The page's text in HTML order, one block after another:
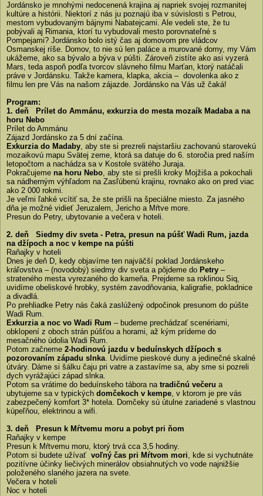
Jordánsko je mnohými nedocenená krajina aj napriek svojej rozmanitej
kultúre a histórii. Niektorí z nás ju poznajú iba v súvislosti s Petrou,
mestom vybudovaným bájnymi Nabatejcami. Ale vedeli ste, že tu
pobývali aj Rimania, ktorí tu vybudovali mesto porovnateľné s
Pompejami? Jordánsko bolo istý čas aj domovom pre vládcov
Osmanskej ríše. Domov, to nie sú len paláce a murované domy, my Vám
ukážeme, ako sa bývalo a býva v púšti. Zároveň zistíte ako asi vyzerá
Mars, teda aspoň podľa tvorcov slávneho filmu Marťan, ktorý natáčali
práve v Jordánsku. Takže kamera, klapka, akcia – dovolenka ako z
filmu len pre Vás na našom zájazde. Jordánsko na Vás už čaká!
Program:
1. deň Prílet do Ammánu, exkurzia do mesta mozaík Madaba a na
horu Nebo
Prílet do Ammánu
Zájazd Jordánsko za 5 dní začína.
Exkurzia do Madaby, aby ste si prezreli najstaršiu zachovanú starovekú
mozaikovú mapu Svätej zeme, ktorá sa datuje do 6. storočia pred naším
letopočtom a nachádza sa v Kostole svätého Juraja.
Pokračujeme na horu Nebo, aby ste si prešli kroky Mojžiša a pokochali
sa nádherným výhľadom na Zasľúbenú krajinu, rovnako ako on pred viac
ako 2 000 rokmi.
Je veľmi ľahké vcítiť sa, že ste prišli na špeciálne miesto. Za jasného
dňa je možné vidieť Jeruzalem, Jericho a Mŕtve more.
Presun do Petry, ubytovanie a večera v hoteli.
2. deň Siedmy div sveta - Petra, presun na púšť Wadi Rum, jazda
na džípoch a noc v kempe na púšti
Raňajky v hoteli
Dnes je deň D, kedy objavíme ten najväčší poklad Jordánskeho
kráľovstva – (novodobý) siedmy div sveta a pôjdeme do Petry –
strateného mesta vyrezaného do kameňa. Prejdeme sa roklinou Siq,
uvidíme obeliskové hrobky, systém zavodňovania, kaligrafie, pokladnice
a divadlá.
Po prehliadke Petry nás čaká zaslúžený odpočinok presunom do púšte
Wadi Rum.
Exkurzia a noc vo Wadi Rum – budeme prechádzať scenériami,
obklopení z oboch strán púšťou a horami, až kým prídeme do
mesačného údolia Wadi Rum.
Potom začneme 2-hodinovú jazdu v beduínskych džípoch s
pozorovaním západu slnka. Uvidíme pieskové duny a jedinečné skalné
útváry. Dáme si šálku čaju pri vatre a zastavíme sa, aby sme si pozreli
dych vyrážajúci západ slnka.
Potom sa vrátime do beduínskeho tábora na tradičnú večeru a
ubytujeme sa v typických domčekoch v kempe, v ktorom je pre vás
zabezpečený komfort 3* hotela. Domčeky sú útulne zariadené s vlastnou
kúpeľňou, elektrinou a wifi.
3. deň Presun k Mŕtvemu moru a pobyt pri ňom
Raňajky v kempe
Presun k Mŕtvemu moru, ktorý trvá cca 3,5 hodiny.
Potom si budete užívať voľný čas pri Mŕtvom mori, kde si vychutnáte
pozitívne účinky liečivých minerálov obsiahnutých vo vode najnižšie
položeného slaného jazera na svete.
Večera v hoteli
Noc v hoteli